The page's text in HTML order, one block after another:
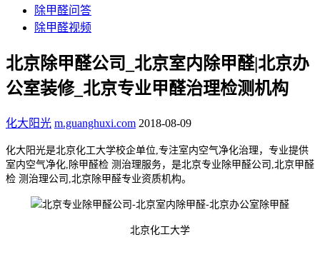
除甲醛问答
除甲醛视频
北京除甲醛公司_北京室内除甲醛|北京办
公室装修_北京专业甲醛治理检测机构
化大阳光 m.guanghuxi.com 2018-08-09
化大阳光是北京化工大学校企单位, 专注室内空气净化治理， 专业提供
室内空气净化,除甲醛检 测治理服务，是北京专业除甲醛公司 北京甲醛
检 测治理公司 北京除甲醛专业资质机构。
北京化工大学